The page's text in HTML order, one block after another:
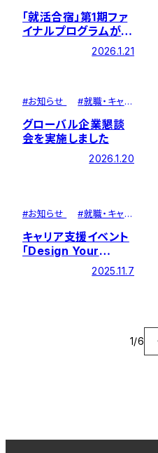
「就活合宿」第1期ファ
イナルプログラムが開
2026.1.21
#お知らせ #就職・キャリ
グローバル企業懇談
会を実施しました
2026.1.20
#お知らせ #就職・キャリ
キャリア支援イベント
「Design Your
Dreams」＆SDGsが
開催されました
2025.11.7
1/6